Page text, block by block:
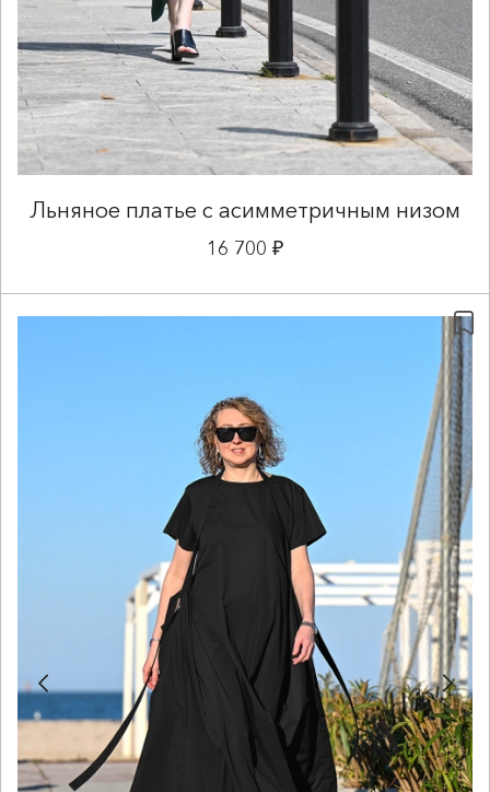
Льняное платье с асимметричным низом
16 700 ₽